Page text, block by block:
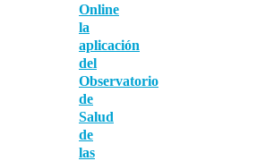
Online
la
aplicación
del
Observatorio
de
Salud
de
las